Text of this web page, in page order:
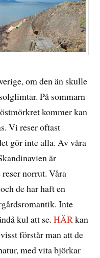
om den än skulle
På sommarn
kommer kan
Vi reser oftast
gör inte alla. Av våra
är
norrut. Våra
de har haft en
Inte
kul att se.HÄRkan
förstår man att de
med vita björkar